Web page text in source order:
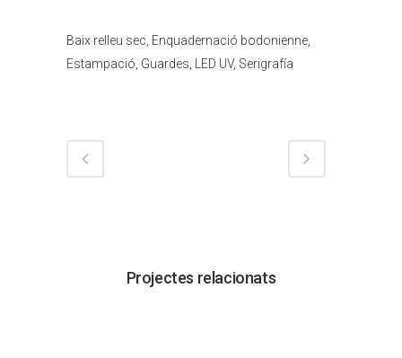
Baix relleu sec, Enquadernació bodonienne,
Estampació, Guardes, LED UV, Serigrafía
Projectes relacionats